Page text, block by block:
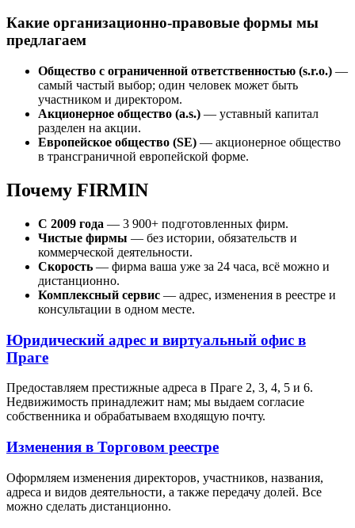
Какие организационно-правовые формы мы
предлагаем
Общество с ограниченной ответственностью (s.r.o.) —
самый частый выбор; один человек может быть
участником и директором.
Акционерное общество (a.s.) — уставный капитал
разделен на акции.
Европейское общество (SE) — акционерное общество
в трансграничной европейской форме.
Почему FIRMIN
С 2009 года — 3 900+ подготовленных фирм.
Чистые фирмы — без истории, обязательств и
коммерческой деятельности.
Скорость — фирма ваша уже за 24 часа, всё можно и
дистанционно.
Комплексный сервис — адрес, изменения в реестре и
консультации в одном месте.
Юридический адрес и виртуальный офис в
Праге
Предоставляем престижные адреса в Праге 2, 3, 4, 5 и 6.
Недвижимость принадлежит нам; мы выдаем согласие
собственника и обрабатываем входящую почту.
Изменения в Торговом реестре
Оформляем изменения директоров, участников, названия,
адреса и видов деятельности, а также передачу долей. Все
можно сделать дистанционно.